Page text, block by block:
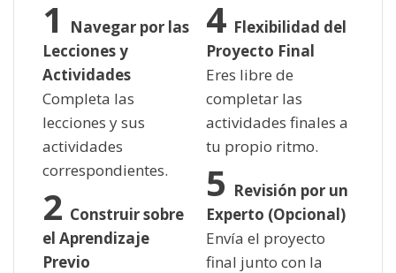
Navegar por las
Lecciones y
Actividades
Completa las
lecciones y sus
actividades
correspondientes.
Construir sobre
el Aprendizaje
Previo
Flexibilidad del
Proyecto Final
Eres libre de
completar las
actividades finales a
tu propio ritmo.
Revisión por un
Experto (Opcional)
Envía el proyecto
final junto con la